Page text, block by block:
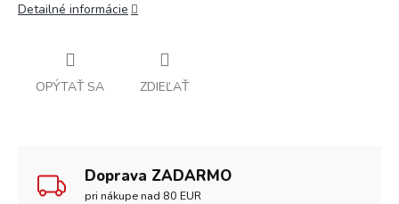
Detailné informácie
OPÝTAŤ SA ZDIEĽAŤ
Doprava ZADARMO
pri nákupe nad 80 EUR